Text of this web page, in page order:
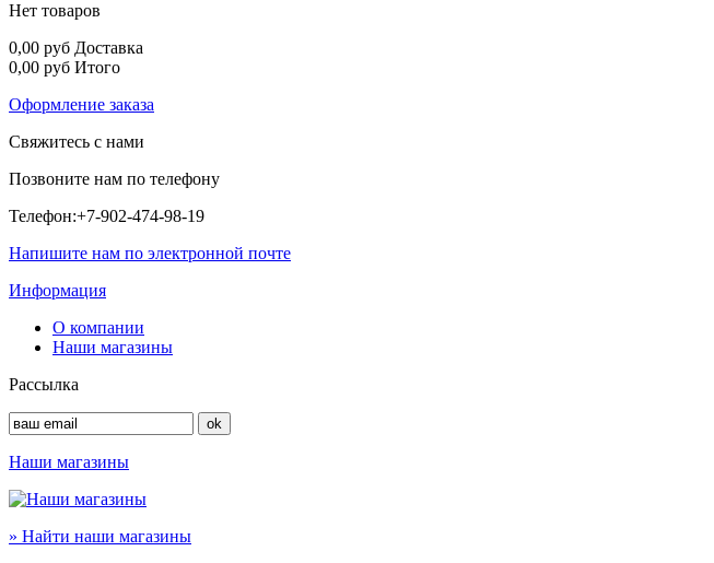
Нет товаров
0,00 руб Доставка
0,00 руб Итого
Оформление заказа
Свяжитесь с нами
Позвоните нам по телефону
Телефон:+7-902-474-98-19
Напишите нам по электронной почте
Информация
О компании
Наши магазины
Рассылка
Наши магазины
» Найти наши магазины